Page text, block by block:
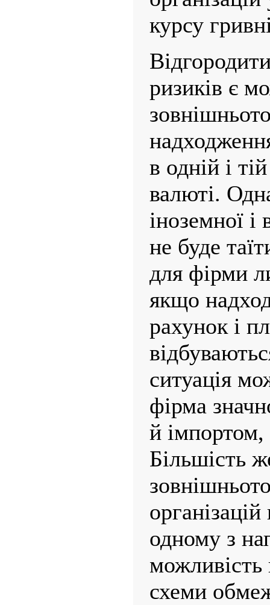
курсу
ризиків є
в одній і
валюті.
іноземної і
не буде
для фірми
якщо
рахунок і
ситуація
фірма
й імпортом,
Більшість
одному з
можливість
схеми